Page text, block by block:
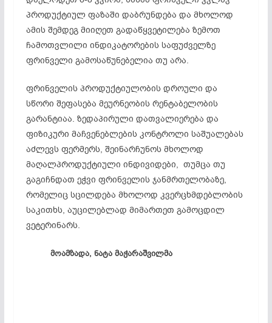
პროდუქტიულ ფაზაში დაბრუნდება და მხოლოდ
ამის შემდეგ მიიღეთ გადაწყვეტილება ზემოთ
ჩამოთვლილი ინდიკატორების საფუძველზე
ფრინველი გამოსაწუნებელია თუ არა.
ფრინველის პროდუქტიულობის დროული და
სწორი შეფასება მეურნეობის რენტაბელობის
გარანტიაა. ზედაპირული დათვალიერება და
ფიზიკური მაჩვენებლების კონტროლი საშუალებას
აძლევს ფერმერს, შეინარჩუნოს მხოლოდ
მაღალპროდუქტიული ინდივიდები, თუმცა თუ
გაგიჩნდათ ეჭვი ფრინველის ჯანმრთელობაზე,
რომელიც სცილდება მხოლოდ კვერცხმდებლობის
საკითხს, აუცილებლად მიმართეთ გამოცდილ
ვეტერინარს.
მოამზადა, ნატა მაჭარაშვილმა